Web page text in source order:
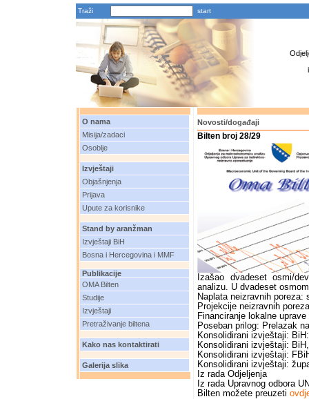
Traži
O nama
Misija/zadaci
Osoblje
Izvještaji
Objašnjenja
Prijava
Upute za korisnike
Stand by aranžman
Izvještaji BiH
Bosna i Hercegovina i MMF
Publikacije
OMA Bilten
Studije
Izvještaji
Pretraživanje biltena
Kako nas kontaktirati
Galerija slika
Novosti/događaji
Bilten broj 28/29
Izašao dvadeset osmi/
analizu. U dvadeset
Naplata neizravnih poreza:
Projekcije neizravnih
Financiranje lokalne uprave
Poseban prilog: Prelazak
Konsolidirani izvještaji:
Konsolidirani izvještaji:
Konsolidirani izvještaji:
Konsolidirani izvještaji:
Iz rada Odjeljenja
Iz rada Upravnog odbora
Bilten možete preuzeti